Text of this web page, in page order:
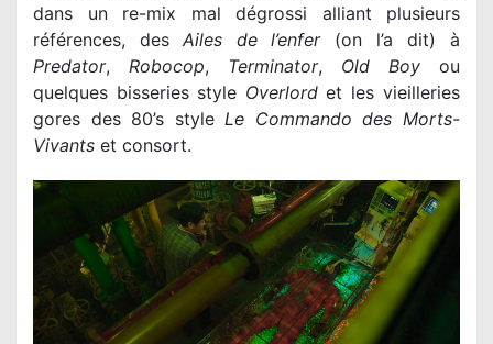
dans un re-mix mal dégrossi alliant plusieurs
références, des Ailes de l’enfer
Predator, Robocop, Terminator, Old Boy ou
quelques bisseries style Overlord et les vieilleries
gores des 80’s style Le Commando des Morts-
Vivants et consort.